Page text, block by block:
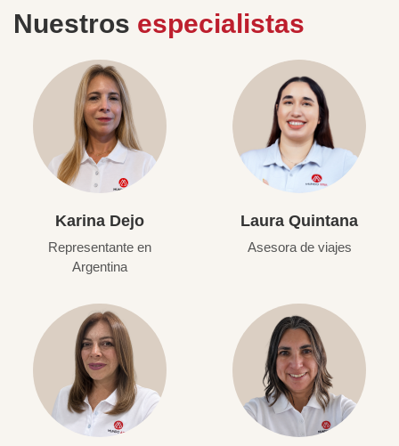
Nuestros especialistas
Karina Dejo
Representante en
Argentina
Laura Quintana
Asesora de viajes